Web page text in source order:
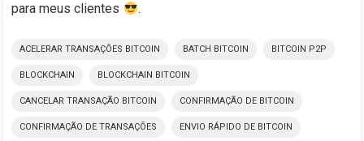
para meus clientes
.
ACELERAR TRANSAÇÕES BITCOIN BATCH BITCOIN BITCOIN P2P
BLOCKCHAIN BLOCKCHAIN BITCOIN
CANCELAR TRANSAÇÃO BITCOIN CONFIRMAÇÃO DE BITCOIN
CONFIRMAÇÃO DE TRANSAÇÕES ENVIO RÁPIDO DE BITCOIN